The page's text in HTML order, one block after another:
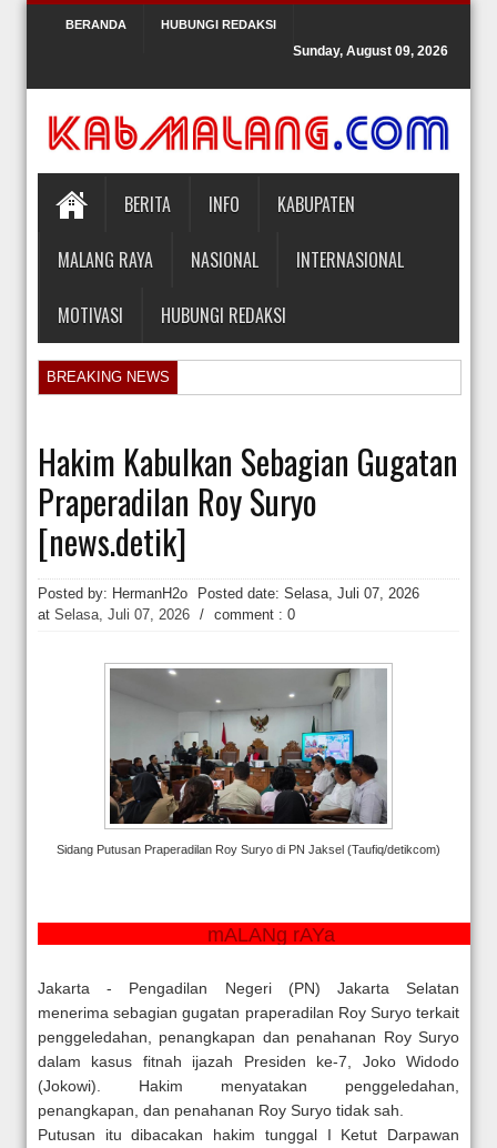
BERANDA HUBUNGI REDAKSI
Sunday, August 09, 2026
BERITA INFO KABUPATEN
MALANG RAYA NASIONAL INTERNASIONAL
MOTIVASI HUBUNGI REDAKSI
BREAKING NEWS
KPK Periksa Mantan Stafsus Menag Gus Yaqut terkait Kasus Kuota
Hakim Kabulkan Sebagian Gugatan Praperadilan Roy Suryo
Hakim Kabulkan Sebagian Gugatan
Praperadilan Roy Suryo
[news.detik]
Posted by: HermanH2o Posted date: Selasa, Juli 07, 2026
at Selasa, Juli 07, 2026 / comment : 0
Sidang Putusan Praperadilan Roy Suryo di PN Jaksel (Taufiq/detikcom)
mALANg rAYa
Jakarta - Pengadilan Negeri (PN) Jakarta Selatan
menerima sebagian gugatan praperadilan Roy Suryo terkait
penggeledahan, penangkapan dan penahanan Roy Suryo
dalam kasus fitnah ijazah Presiden ke-7, Joko Widodo
(Jokowi). Hakim menyatakan penggeledahan,
penangkapan, dan penahanan Roy Suryo tidak sah.
Putusan itu dibacakan hakim tunggal I Ketut Darpawan